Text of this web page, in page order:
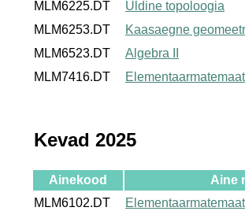
MLM6225.DT
Üldine topoloogia
MLM6253.DT
Kaasaegne
MLM6523.DT
Algebra II
MLM7416.DT
Kevad 2025
Ainekood
Aine
MLM6102.DT